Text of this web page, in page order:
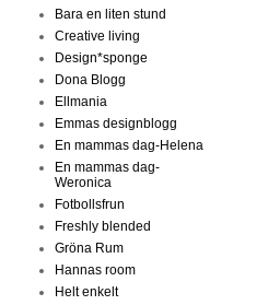
Bara en liten stund
Creative living
Design*sponge
Dona Blogg
Ellmania
Emmas designblogg
En mammas dag-Helena
En mammas dag-
Weronica
Fotbollsfrun
Freshly blended
Gröna Rum
Hannas room
Helt enkelt